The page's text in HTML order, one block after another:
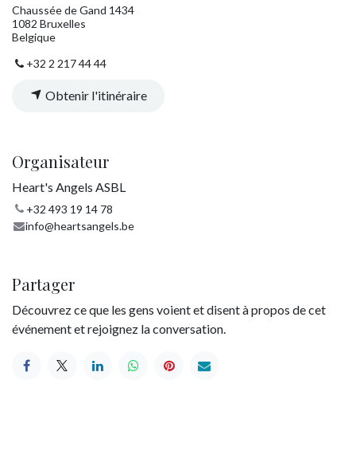
Chaussée de Gand 1434
1082 Bruxelles
Belgique
+32 2 217 44 44
Obtenir l'itinéraire
Organisateur
Heart's Angels ASBL
+32 493 19 14 78
info@heartsangels.be
Partager
Découvrez ce que les gens voient et disent à propos de cet
événement et rejoignez la conversation.